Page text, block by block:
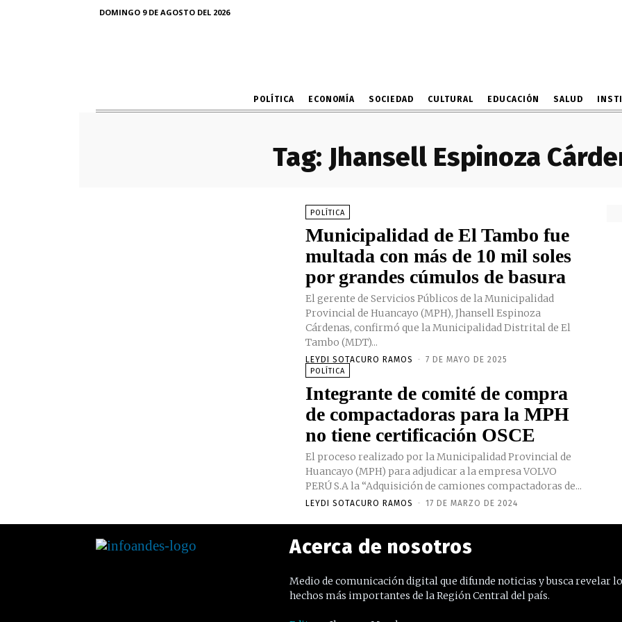
DOMINGO 9 DE AGOSTO DEL 2026
POLÍTICA ECONOMÍA SOCIEDAD CULTURAL EDUCACIÓN SALUD
Tag: Jhansell Espinoza
POLÍTICA
Municipalidad de El Tambo fue
multada con más de 10 mil soles
por grandes cúmulos de basura
El gerente de Servicios Públicos de la Municipalidad
Provincial de Huancayo (MPH), Jhansell Espinoza
Cárdenas, confirmó que la Municipalidad Distrital de El
Tambo (MDT)...
LEYDI SOTACURO RAMOS - 7 DE MAYO DE 2025
POLÍTICA
Integrante de comité de compra
de compactadoras para la MPH
no tiene certificación OSCE
El proceso realizado por la Municipalidad Provincial de
Huancayo (MPH) para adjudicar a la empresa VOLVO
PERÚ S.A la “Adquisición de camiones compactadoras de...
LEYDI SOTACURO RAMOS - 17 DE MARZO DE 2024
Acerca de nosotros
Medio de comunicación digital que difunde noticias y busca revelar
hechos más importantes de la Región Central del país.